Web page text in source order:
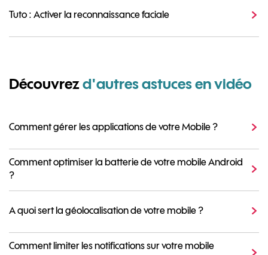
Tuto : Activer la reconnaissance faciale
Découvrezd'autres astuces en vidéo
Comment gérer les applications de votre Mobile ?
Comment optimiser la batterie de votre mobile Android
?
A quoi sert la géolocalisation de votre mobile ?
Comment limiter les notifications sur votre mobile